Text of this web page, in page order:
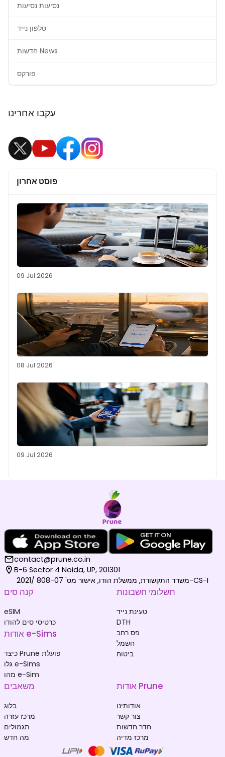
נסיעות נסיעות
טלפון נייד
חדשות News
פורקס
עקבו אחרינו
פוסט אחרון
09 Jul 2026
08 Jul 2026
09 Jul 2026
contact@prune.co.in
B-6 Sector 4 Noida, UP, 201301
משרד התקשורת, ממשלת הודו, אישור מס' 808-07 /2021-CS-I
קנה סים
eSIM
כרטיסי סים להודו
אודות e-Sims
כיצד Prune פועלת
גלו e-Sims
מהו e-Sim
תשלומי חשבונות
טעינת נייד
DTH
פס רחב
חשמל
ביטוח
משאבים
בלוג
מרכז עזרה
תגמולים
מה חדש
אודות Prune
אודותינו
צור קשר
חדר חדשות
מרכז מדיה